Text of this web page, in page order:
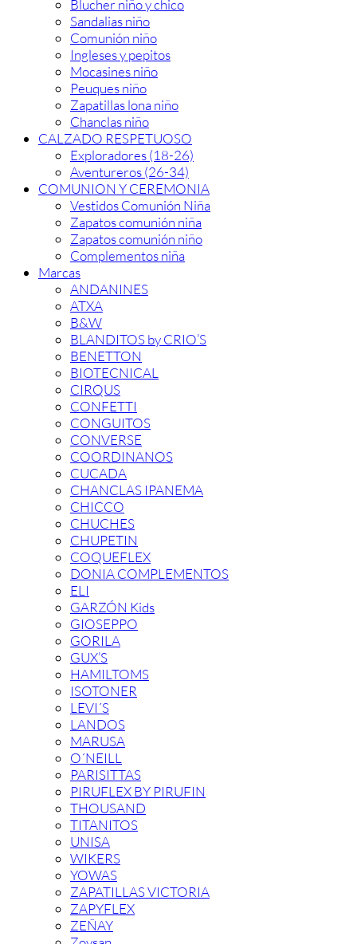
Blucher niño y chico
Sandalias niño
Comunión niño
Ingleses y pepitos
Mocasines niño
Peuques niño
Zapatillas lona niño
Chanclas niño
CALZADO RESPETUOSO
Exploradores (18-26)
Aventureros (26-34)
COMUNION Y CEREMONIA
Vestidos Comunión Niña
Zapatos comunión niña
Zapatos comunión niño
Complementos niña
Marcas
ANDANINES
ATXA
B&W
BLANDITOS by CRIO’S
BENETTON
BIOTECNICAL
CIRQUS
CONFETTI
CONGUITOS
CONVERSE
COORDINANOS
CUCADA
CHANCLAS IPANEMA
CHICCO
CHUCHES
CHUPETIN
COQUEFLEX
DONIA COMPLEMENTOS
ELI
GARZÓN Kids
GIOSEPPO
GORILA
GUX’S
HAMILTOMS
ISOTONER
LEVI´S
LANDOS
MARUSA
O´NEILL
PARISITTAS
PIRUFLEX BY PIRUFIN
THOUSAND
TITANITOS
UNISA
WIKERS
YOWAS
ZAPATILLAS VICTORIA
ZAPYFLEX
ZEÑAY